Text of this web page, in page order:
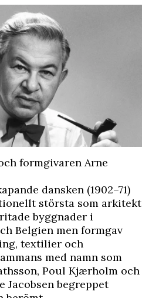
formgivaren Arne
dansken (1902–71)
största som arkitekt
byggnader i
Belgien men formgav
textilier och
med namn som
Poul Kjærholm och
Jacobsen begreppet